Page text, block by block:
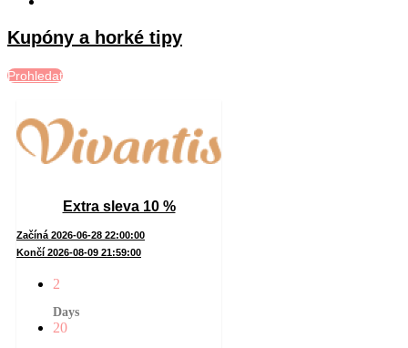
Kupóny a horké tipy
Prohledat
Extra sleva 10 %
Začíná 2026-06-28 22:00:00
Končí 2026-08-09 21:59:00
2
Days
20